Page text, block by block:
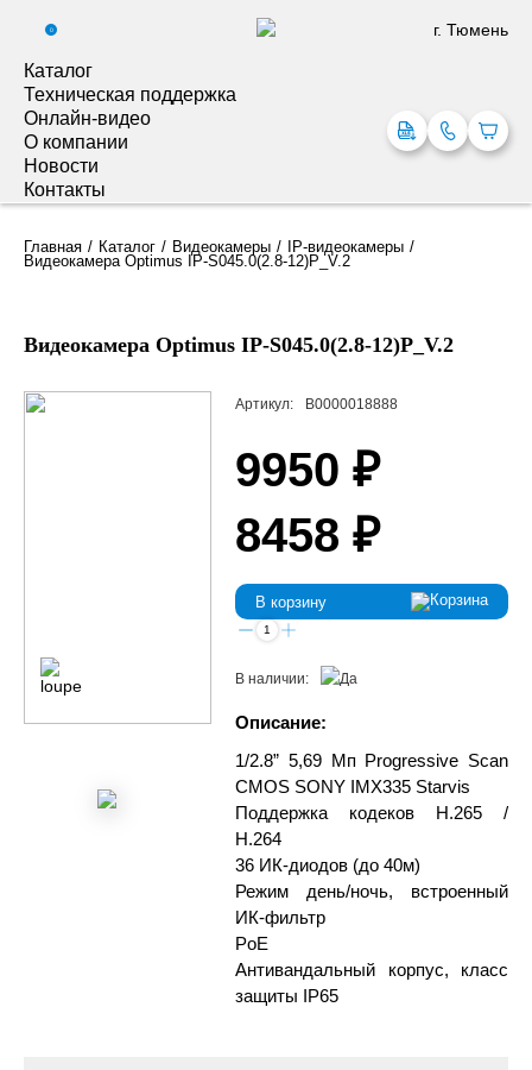
0 г. Тюмень
Каталог
Техническая поддержка
Онлайн-видео
О компании
Новости
Контакты
Главная Каталог Видеокамеры
IP-видеокамеры
Видеокамера Optimus IP-S045.0(2.8-12)P_V.2
Видеокамера Optimus IP-S045.0(2.8-12)P_V.2
Артикул: В0000018888
9950 ₽
8458 ₽
В корзину
В наличии:
Описание:
1/2.8” 5,69 Мп Progressive Scan
CMOS SONY IMX335 Starvis
Поддержка кодеков H.265 /
H.264
36 ИК-диодов (до 40м)
Режим день/ночь, встроенный
ИК-фильтр
PoE
Антивандальный корпус, класс
защиты IР65